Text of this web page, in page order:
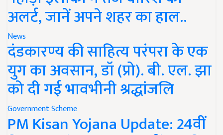
अलर्ट, जानें अपने शहर का हाल..
News
दंडकारण्य की साहित्य परंपरा के एक
युग का अवसान, डॉ (प्रो). बी. एल. झा
को दी गई भावभीनी श्रद्धांजलि
Government Scheme
PM Kisan Yojana Update: 24वीं